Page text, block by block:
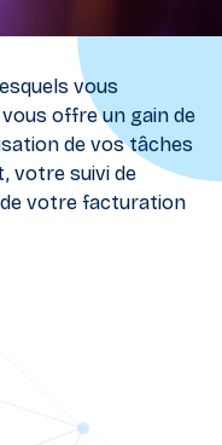
vous
offre un gain de
de vos tâches
votre suivi de
votre facturation